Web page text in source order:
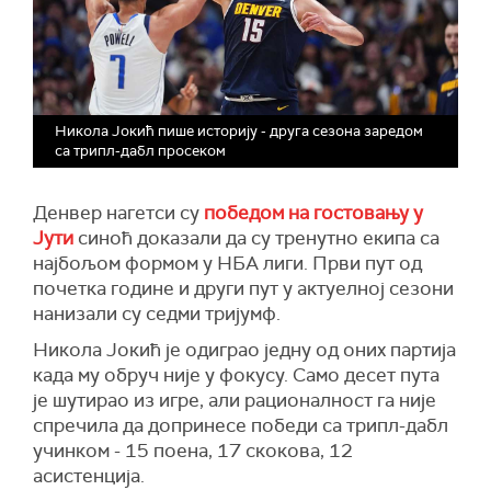
Никола Јокић пише историју - друга сезона заредом
са трипл-дабл просеком
Денвер нагетси су победом на гостовању у
Јути синоћ доказали да су тренутно екипа са
најбољом формом у НБА лиги. Први пут од
почетка године и други пут у актуелној сезони
нанизали су седми тријумф.
Никола Јокић је одиграо једну од оних партија
када му обруч није у фокусу. Само десет пута
је шутирао из игре, али рационалност га није
спречила да допринесе победи са трипл-дабл
учинком - 15 поена, 17 скокова, 12
асистенција.